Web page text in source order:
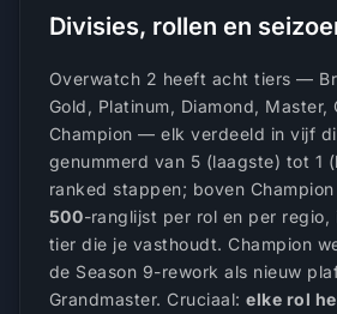
Divisies, rollen en
Overwatch 2 heeft acht tiers —
Gold, Platinum, Diamond, Master,
Champion — elk verdeeld in vijf
genummerd van 5 (laagste) tot 1
ranked stappen; boven
500-ranglijst per rol en per regio,
tier die je vasthoudt. Champion
de Season 9-rework als nieuw
Grandmaster. Cruciaal:elke rol